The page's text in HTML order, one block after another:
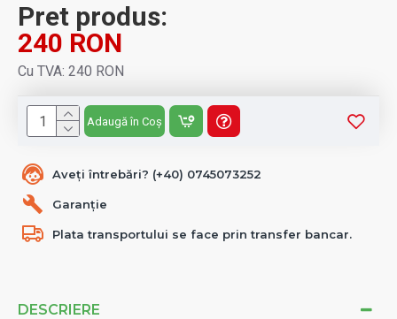
DESCRIERE
Aveți întrebări? (+40) 0745073252
Garanție
Plata transportului se face prin transfer bancar.
Pret produs:
240 RON
Cu TVA: 240 RON
Adaugă în Coș